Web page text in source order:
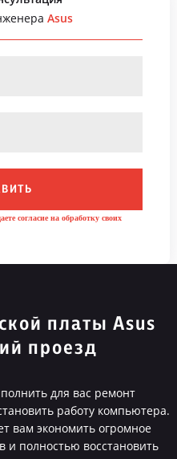
Asus
согласие на обработку своих
платы Asus
проезд
для вас ремонт
работу компьютера.
вам экономить огромное
и полностью восстановить